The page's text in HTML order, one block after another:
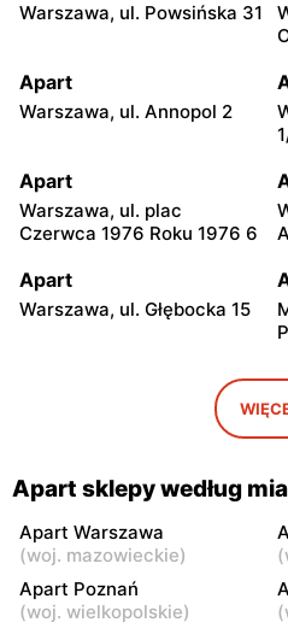
Warszawa, ul. Powsińska 31
Apart
Warszawa, ul. Annopol 2
Apart
Warszawa, ul. plac
Czerwca 1976 Roku 1976 6
Apart
Warszawa, ul. Głębocka 15
Warszawa, ul. Światowida
Apart
Piaseczno, ul. Puławska
42E
Apart
Legionowo, ul. Jerzego
Siwińskiego 2
Apart sklepy według
Apart Warszawa
(woj. mazowieckie)
(
Apart Poznań
(woj. wielkopolskie)
(